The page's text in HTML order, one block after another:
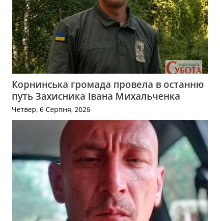
Корнинська громада провела в останню
путь Захисника Івана Михальченка
Четвер, 6 Серпня, 2026